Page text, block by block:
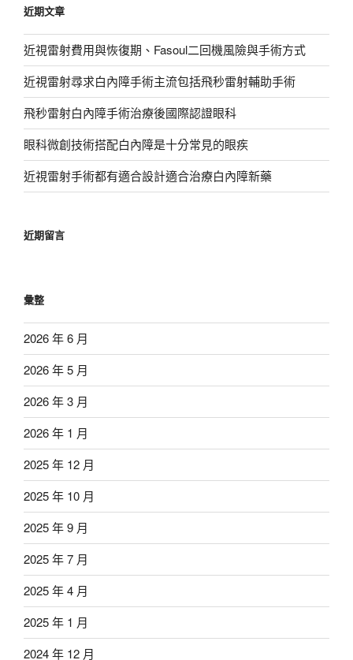
字:
近期文章
近視雷射費用與恢復期、Fasoul二回機風險與手術方式
近視雷射尋求白內障手術主流包括飛秒雷射輔助手術
飛秒雷射白內障手術治療後國際認證眼科
眼科微創技術搭配白內障是十分常見的眼疾
近視雷射手術都有適合設計適合治療白內障新藥
近期留言
彙整
2026 年 6 月
2026 年 5 月
2026 年 3 月
2026 年 1 月
2025 年 12 月
2025 年 10 月
2025 年 9 月
2025 年 7 月
2025 年 4 月
2025 年 1 月
2024 年 12 月